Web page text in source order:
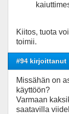
Kiitos, tuota
toimii.
#94 kirjoittanut
Missähän on
käyttöön?
Varmaan
saatavilla